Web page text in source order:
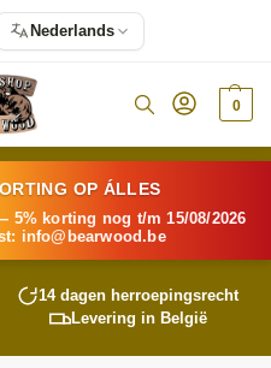
0
OP ÁLLES
5% korting nog t/m 15/08/2026
info@ bearwood.be
14 dagen herroepingsrecht
Levering in België
Nederlands